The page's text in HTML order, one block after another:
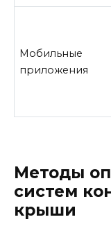
Мобильные
приложения
Методы
систем
крыши